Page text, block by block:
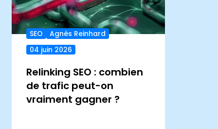
SEO
Agnès Reinhard
04 juin 2026
Relinking SEO : combien
de trafic peut-on
vraiment gagner ?